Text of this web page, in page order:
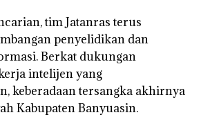
tim Jatanras terus
penyelidikan dan
Berkat dukungan
intelijen yang
keberadaan tersangka akhirnya
Kabupaten Banyuasin.